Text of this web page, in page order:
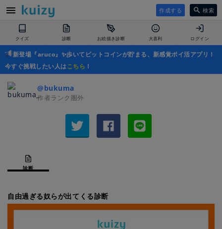
作成する 検索
クイズ 診断 お絵描き診断 大喜利 ログイン
新登場『aruco』✨歩いてビットコインが貯まる、新感覚ポイ活アプリ！
今すぐ挑戦したい人はこちら ！
@bukuma_
作者ランク圏外
診断
自由過ぎる奴らが出てくる診断